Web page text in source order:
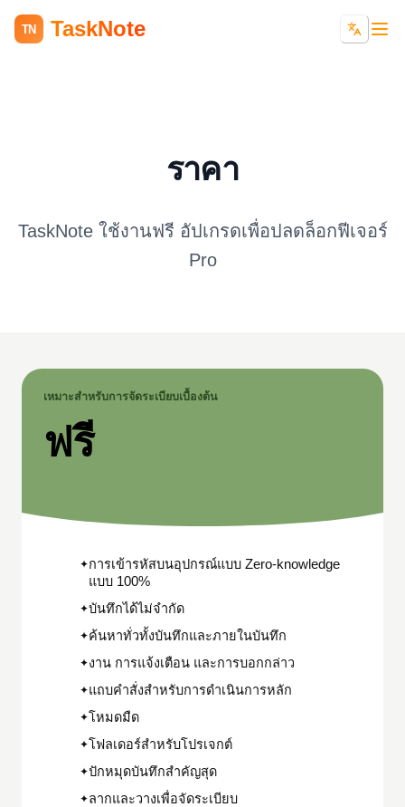
TN TaskNote
ราคา
TaskNote ใช้งานฟรี อัปเกรดเพื่อปลดล็อกฟีเจอร์
Pro
เหมาะสำหรับการจัดระเบียบเบื้องต้น
ฟรี
✦การเข้ารหัสบนอุปกรณ์แบบ Zero-knowledge
แบบ 100%
✦บันทึกได้ไม่จำกัด
✦ค้นหาทั่วทั้งบันทึกและภายในบันทึก
✦งาน การแจ้งเตือน และการบอกกล่าว
✦แถบคำสั่งสำหรับการดำเนินการหลัก
✦โหมดมืด
✦โฟลเดอร์สำหรับโปรเจกต์
✦ปักหมุดบันทึกสำคัญสุด
✦ลากและวางเพื่อจัดระเบียบ